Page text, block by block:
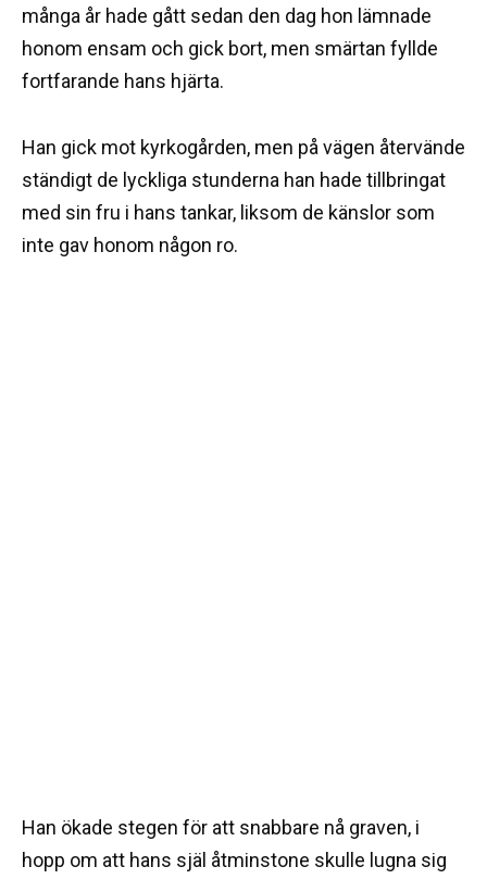
många år hade gått sedan den dag hon lämnade
honom ensam och gick bort, men smärtan fyllde
fortfarande hans hjärta.
Han gick mot kyrkogården, men på vägen återvände
ständigt de lyckliga stunderna han hade tillbringat
med sin fru i hans tankar, liksom de känslor som
inte gav honom någon ro.
Han ökade stegen för att snabbare nå graven, i
hopp om att hans själ åtminstone skulle lugna sig